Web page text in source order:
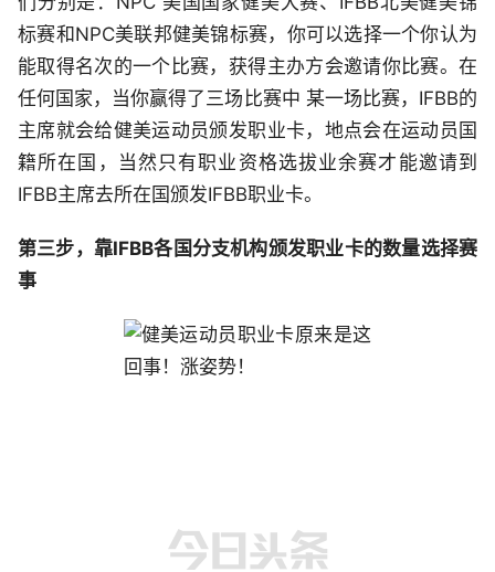
标赛和NPC美联邦健美锦标赛，你可以选择一个你认为
能取得名次的一个比赛，获得主办方会邀请你比赛。在
任何国家，当你赢得了三场比赛中 某一场比赛，IFBB的
主席就会给健美运动员颁发职业卡，地点会在运动员国
籍所在国，当然只有职业资格选拔业余赛才能邀请到
IFBB主席去所在国颁发IFBB职业卡。
第三步，靠IFBB各国分支机构颁发职业卡的数量选择赛
事